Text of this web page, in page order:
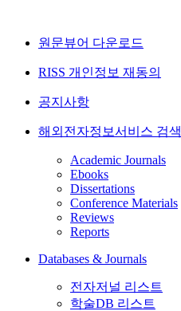
원문뷰어 다운로드
RISS 개인정보 재동의
공지사항
해외전자정보서비스 검색
Academic Journals
Ebooks
Dissertations
Conference Materials
Reviews
Reports
Databases & Journals
전자저널 리스트
학술DB 리스트